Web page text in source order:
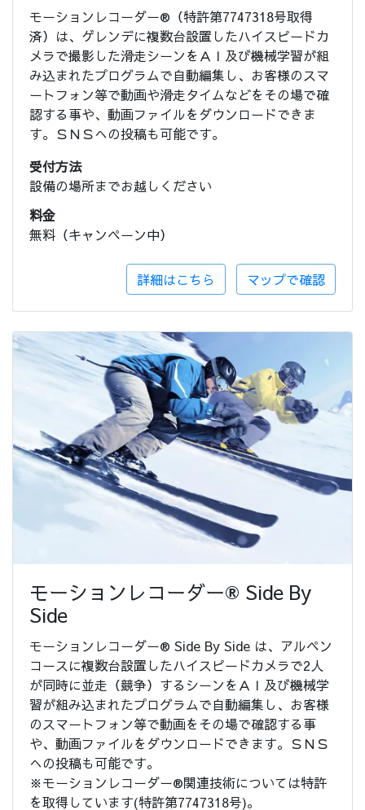
モーションレコーダー®（特許第7747318号取得
済）は、ゲレンデに複数台設置したハイスピードカ
メラで撮影した滑走シーンをＡＩ及び機械学習が組
み込まれたプログラムで自動編集し、お客様のスマ
ートフォン等で動画や滑走タイムなどをその場で確
認する事や、動画ファイルをダウンロードできま
す。ＳＮＳへの投稿も可能です。
受付方法
設備の場所までお越しください
料金
無料（キャンペーン中）
詳細はこちら マップで確認
モーションレコーダー® Side By
Side
モーションレコーダー® Side By Side は、アルペン
コースに複数台設置したハイスピードカメラで2人
が同時に並走（競争）するシーンをＡＩ及び機械学
習が組み込まれたプログラムで自動編集し、お客様
のスマートフォン等で動画をその場で確認する事
や、動画ファイルをダウンロードできます。ＳＮＳ
への投稿も可能です。
※モーションレコーダー®関連技術については特許
を取得しています(特許第7747318号)。